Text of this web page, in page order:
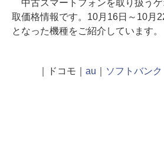
中古スマートフォンを取り扱う
取価格情報です。10月16日～10月
となった機種をご紹介しています。
｜ドコモ｜au ソフトバンク